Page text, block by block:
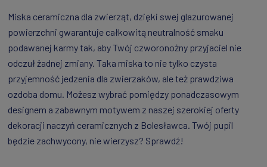
Miska ceramiczna dla zwierząt, dzięki swej glazurowanej
powierzchni gwarantuje całkowitą neutralność smaku
podawanej karmy tak, aby Twój czworonożny przyjaciel nie
odczuł żadnej zmiany. Taka miska to nie tylko czysta
przyjemność jedzenia dla zwierzaków, ale też prawdziwa
ozdoba domu. Możesz wybrać pomiędzy ponadczasowym
designem a zabawnym motywem z naszej szerokiej oferty
dekoracji naczyń ceramicznych z Bolesławca. Twój pupil
będzie zachwycony, nie wierzysz? Sprawdź!